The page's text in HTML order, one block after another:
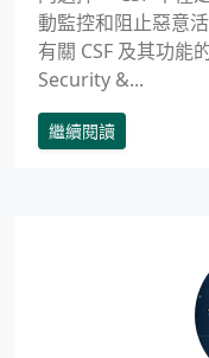
動監控和阻止惡意
有關 CSF 及其功
Security &...
繼續閱讀